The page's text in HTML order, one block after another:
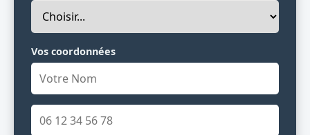
Vos coordonnées